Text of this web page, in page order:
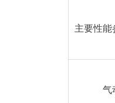
主要性能
气